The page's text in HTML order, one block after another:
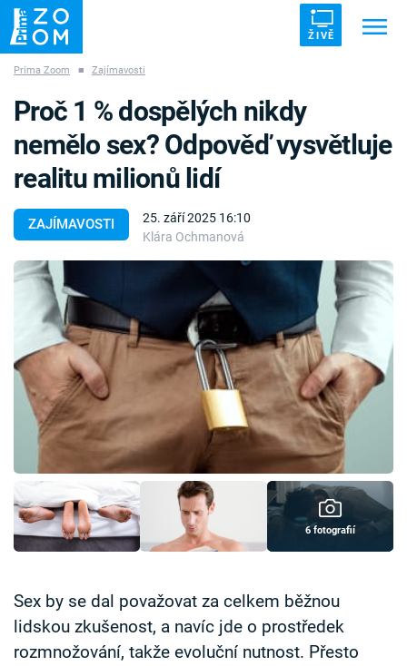
ŽIVĚ
ZÁHADY VETŘELCI DÁVNOVĚKU
Témata
Témata
Pořady
TV Program
Časopis
Sledujte prima+
Přihlášení
Sledujte nás
Prima Zoom ■ Zajímavosti
ZAJÍMAVOSTI
25. září 2025 16:10
Klára Ochmanová
Proč 1 % dospělých nikdy
nemělo sex? Odpověď vysvětluje
realitu milionů lidí
6 fotografií
Sex by se dal považovat za celkem běžnou
lidskou zkušenost, a navíc jde o prostředek
rozmnožování, takže evoluční nutnost. Přesto